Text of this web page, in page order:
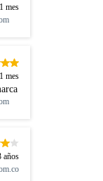
mes
mes
años